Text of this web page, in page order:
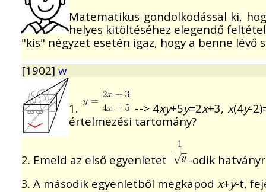
Matematikus gondolkodással ki,
helyes kitöltéséhez elegendő
"kis" négyzet esetén igaz, hogy a benne lévő
[1902] w
1. --> 4xy+5y=2x+3, x(4y-
értelmezési tartomány?
2. Emeld az első egyenletet
-odik
3. A második egyenletből megkapod x+y-t,